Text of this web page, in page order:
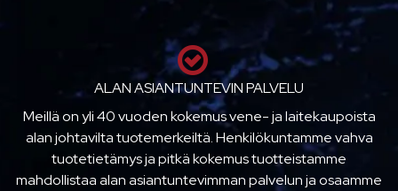
ALAN ASIANTUNTEVIN PALVELU
Meillä on yli 40 vuoden kokemus vene- ja laitekaupoista
alan johtavilta tuotemerkeiltä. Henkilökuntamme vahva
tuotetietämys ja pitkä kokemus tuotteistamme
mahdollistaa alan asiantuntevimman palvelun ja osaamme